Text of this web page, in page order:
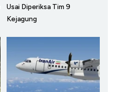
Usai Diperiksa Tim 9
Kejagung